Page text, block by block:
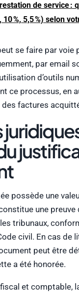
de service :
10 %, 5,5 %) selon
se faire par voie
par email
d’outils
ce processus, en
des factures
possède une
une preuve
tribunaux,
civil. En cas de
peut être
a été honorée.
fiscal et comptable,